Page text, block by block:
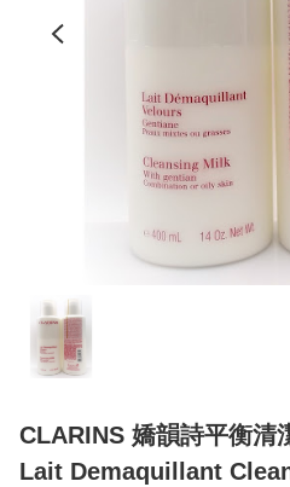
CLARINS 嬌韻詩平衡
Lait Demaquillant